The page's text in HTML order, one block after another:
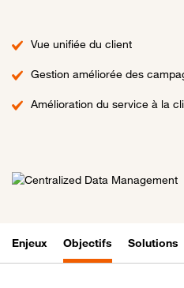
Vue unifiée du client
Gestion améliorée des
Amélioration du service à la
Enjeux Objectifs Solutions